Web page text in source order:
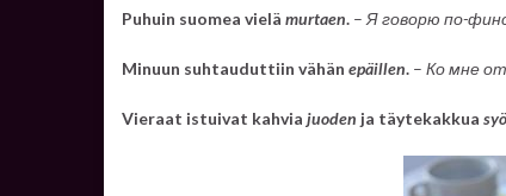
Puhuin suomea vielä murtaen. – Я говорю по-
Minuun suhtauduttiin vähän epäillen. – Ко мне
Vieraat istuivat kahvia juoden ja täytekakkua